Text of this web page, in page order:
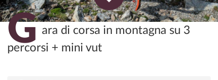
G ara di corsa in montagna su 3
percorsi + mini vut